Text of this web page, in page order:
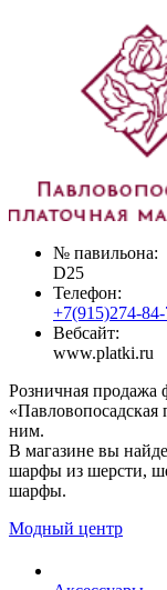
№ павильона:
D25
Телефон:
+7(915)274-
Вебсайт:
www.platki.ru
Розничная
«Павловопосадская
ним.
В магазине вы
шарфы из шерсти,
шарфы.
Модный центр